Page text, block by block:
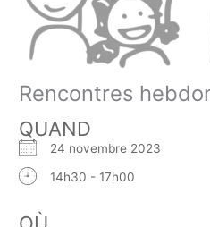
Rencontres
QUAND
24 novembre 2023
14h30 - 17h00